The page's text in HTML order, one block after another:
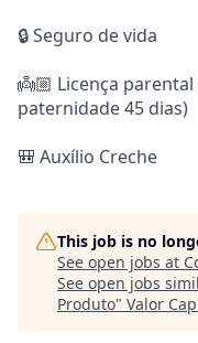
🔒 Seguro de vida
👼🏼 Licença
paternidade 45 dias)
🎒 Auxílio Creche
This job is no
See open jobs at
See open jobs
Produto" Valor